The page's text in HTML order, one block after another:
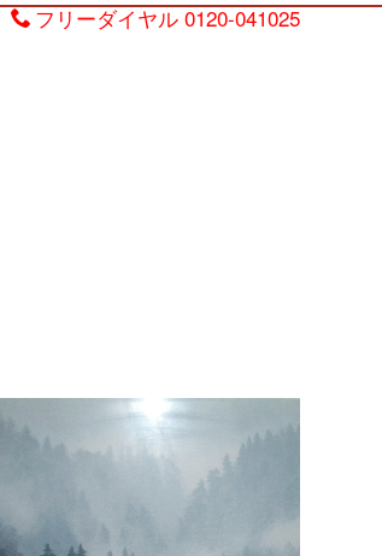
フリーダイヤル0120-041025